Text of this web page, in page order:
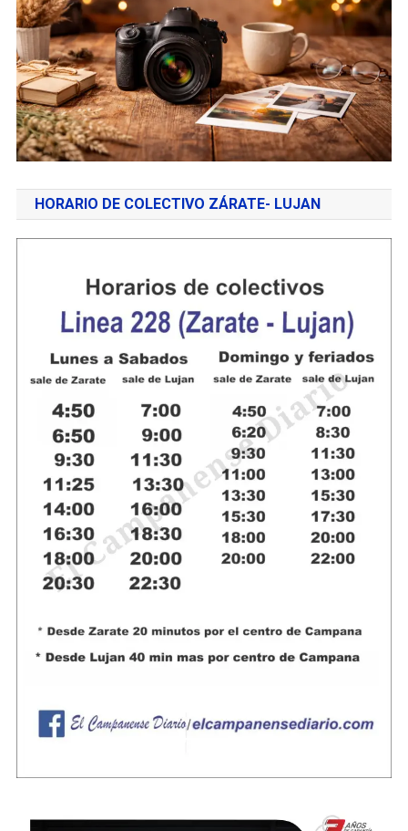
HORARIO DE COLECTIVO ZÁRATE- LUJAN